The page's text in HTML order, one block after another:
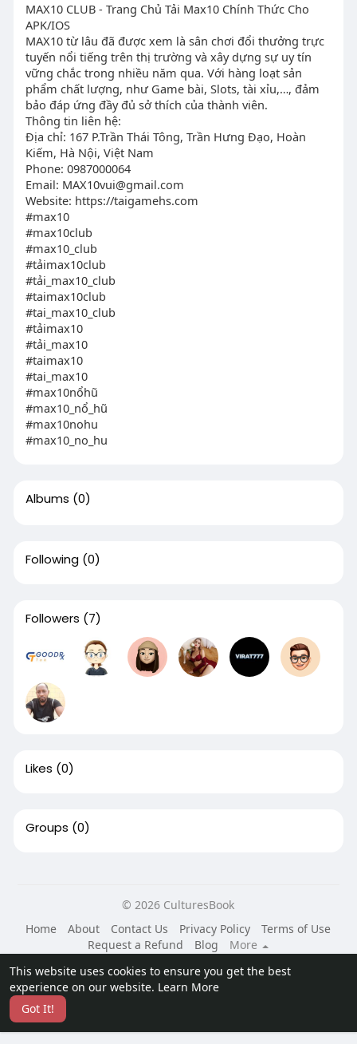
This website uses cookies to ensure you get the best
experience on our website. Learn More
Got It!
MAX10 CLUB - Trang Chủ Tải Max10 Chính Thức Cho
APK/IOS
MAX10 từ lâu đã được xem là sân chơi đổi thưởng trực
tuyến nổi tiếng trên thị trường và xây dựng sự uy tín
vững chắc trong nhiều năm qua. Với hàng loạt sản
phẩm chất lượng, như Game bài, Slots, tài xỉu,…, đảm
bảo đáp ứng đầy đủ sở thích của thành viên.
Thông tin liên hệ:
Địa chỉ: 167 P.Trần Thái Tông, Trần Hưng Đạo, Hoàn
Kiếm, Hà Nội, Việt Nam
Phone: 0987000064
Email: MAX10vui@gmail.com
Website: https://taigamehs.com
#max10
#max10club
#max10_club
#tảimax10club
#tải_max10_club
#taimax10club
#tai_max10_club
#tảimax10
#tải_max10
#taimax10
#tai_max10
#max10nổhũ
#max10_nổ_hũ
#max10nohu
#max10_no_hu
Albums (0)
Following (0)
Followers (7)
Likes (0)
Groups (0)
© 2026 CulturesBook
Home
About Contact Us Privacy Policy
Terms of Use
Request a Refund
Blog
More
Language